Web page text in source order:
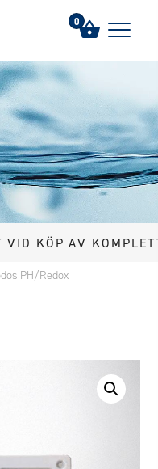
AV KOMPLETT
PH/Redox
0